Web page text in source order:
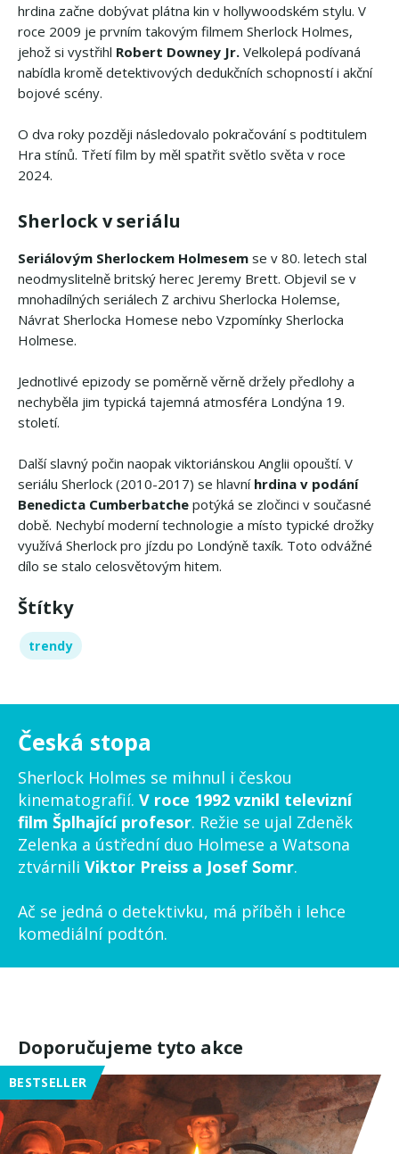
hrdina začne dobývat plátna kin v hollywoodském stylu. V
roce 2009 je prvním takovým filmem Sherlock Holmes,
jehož si vystřihl Robert Downey Jr. Velkolepá podívaná
nabídla kromě detektivových dedukčních schopností i akční
bojové scény.
O dva roky později následovalo pokračování s podtitulem
Hra stínů. Třetí film by měl spatřit světlo světa v roce
2024.
Sherlock v seriálu
Seriálovým Sherlockem Holmesem se v 80. letech stal
neodmyslitelně britský herec Jeremy Brett. Objevil se v
mnohadílných seriálech Z archivu Sherlocka Holemse,
Návrat Sherlocka Homese nebo Vzpomínky Sherlocka
Holmese.
Jednotlivé epizody se poměrně věrně držely předlohy a
nechyběla jim typická tajemná atmosféra Londýna 19.
století.
Další slavný počin naopak viktoriánskou Anglii opouští. V
seriálu Sherlock (2010-2017) se hlavní hrdina v podání
Benedicta Cumberbatche potýká se zločinci v současné
době. Nechybí moderní technologie a místo typické drožky
využívá Sherlock pro jízdu po Londýně taxík. Toto odvážné
dílo se stalo celosvětovým hitem.
Štítky
trendy
Česká stopa
Sherlock Holmes se mihnul i českou
kinematografií. V roce 1992 vznikl televizní
film Šplhající profesor. Režie se ujal Zdeněk
Zelenka a ústřední duo Holmese a Watsona
ztvárnili Viktor Preiss a Josef Somr.
Ač se jedná o detektivku, má příběh i lehce
komediální podtón.
Doporučujeme tyto akce
BESTSELLER